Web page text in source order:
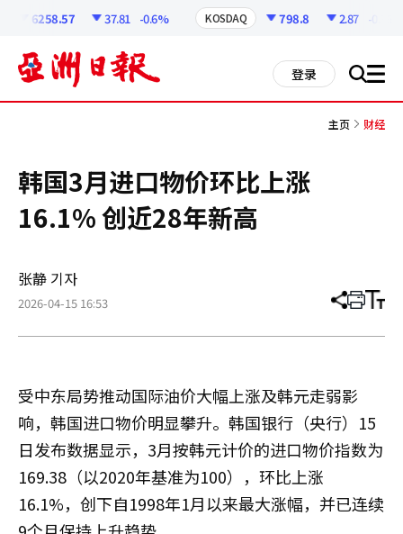
6258.57 37.81 -0.6% KOSDAQ 798.8 2.87 -0.36%
登录 搜 all
主页 财经
韩国3月进口物价环比上涨
16.1% 创近28年新高
张静 기자
2026-04-15 16:53 分
章
打 调
小
受中东局势推动国际油价大幅上涨及韩元走弱影
响，韩国进口物价明显攀升。韩国银行（央行）15
日发布数据显示，3月按韩元计价的进口物价指数为
169.38（以2020年基准为100），环比上涨
16.1%，创下自1998年1月以来最大涨幅，并已连续